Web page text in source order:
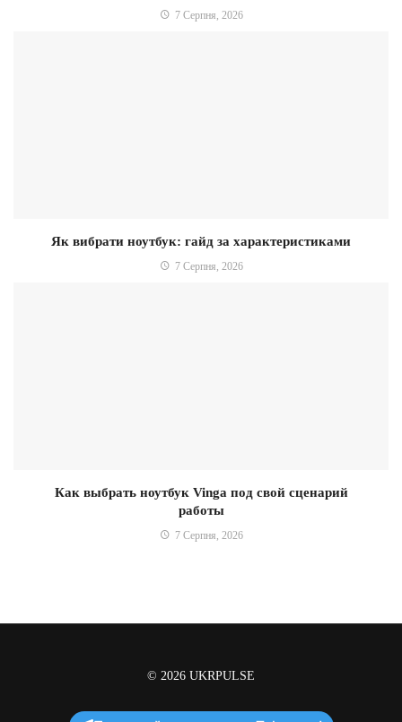
7 Серпня, 2026
Як вибрати ноутбук: гайд за характеристиками
7 Серпня, 2026
Как выбрать ноутбук Vinga под свой сценарий
работы
7 Серпня, 2026
© 2026 UKRPULSE